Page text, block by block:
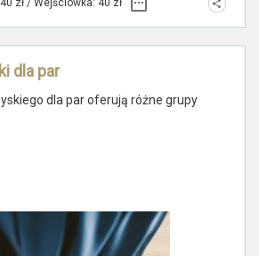
dla par
dla par oferują różne grupy